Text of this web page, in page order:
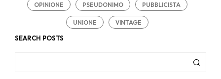
OPINIONE PSEUDONIMO PUBBLICISTA
UNIONE VINTAGE
SEARCH POSTS